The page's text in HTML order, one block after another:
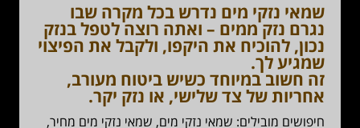
שמאי נזקי מים נדרש בכל מקרה שבו
נגרם נזק ממים – ואתה רוצהלטפל בנזק
נכון, להוכיח את היקפו, ולקבל את הפיצוי
שמגיע לך.
זה חשוב במיוחד כשיש ביטוח מעורב,
אחריות של צד שלישי, או נזק יקר.
חיפושים מובילים: שמאי נזקי מים, שמאי נזקי מים מחיר,